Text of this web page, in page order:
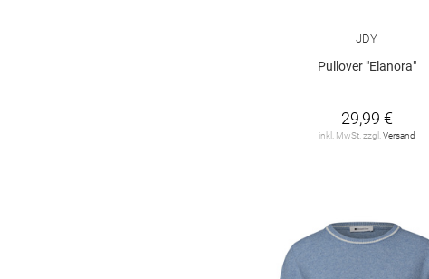
JDY
Pullover "Elanora"
29,99 €
inkl. MwSt. zzgl. Versand